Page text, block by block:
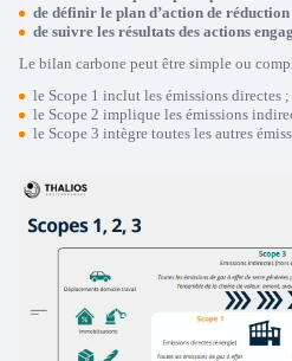
de définir le plan d’action de réduction
de suivre les résultats des actions
Le bilan carbone peut être simple ou
le Scope 1 inclut les émissions directes ;
le Scope 2 implique les émissions
le Scope 3 intègre toutes les autres